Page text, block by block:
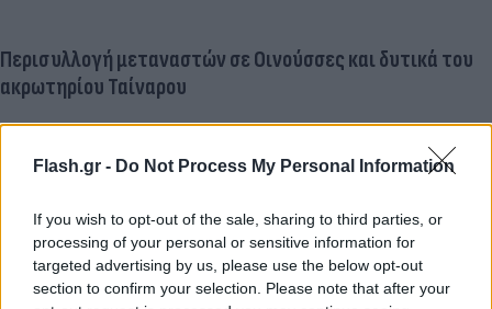
Flash.gr - Do Not Process My Personal Information
If you wish to opt-out of the sale, sharing to third parties, or
processing of your personal or sensitive information for
targeted advertising by us, please use the below opt-out
section to confirm your selection. Please note that after your
Περισυλλογή μεταναστών σε Οινούσσες και δυτικά του
ακρωτηρίου Ταίναρου
Στη διάσωση και περισυλλογή 36 μεταναστών που
επέβαιναν σε ιστιοφόρο σκάφος στη θαλάσσια
προχώρησε χθες το απόγευμα φορτηγό πλοίο με
σημαία Ιταλίας, υπό το συντονισμό του Ενιαίου
Κέντρου Επιχειρήσεων Έρευνας και Διάσωσης του